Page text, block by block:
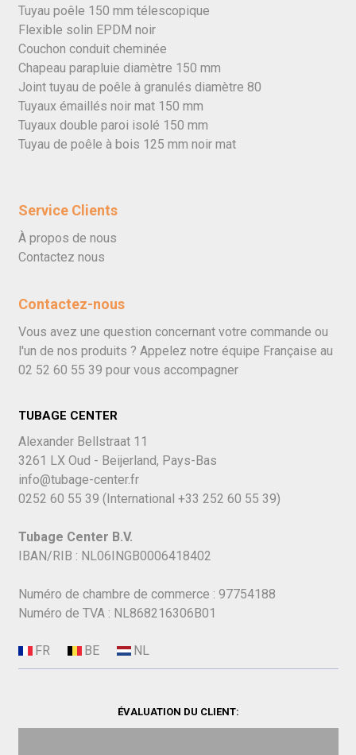
Tuyau poêle 150 mm télescopique
Flexible solin EPDM noir
Couchon conduit cheminée
Chapeau parapluie diamètre 150 mm
Joint tuyau de poêle à granulés diamètre 80
Tuyaux émaillés noir mat 150 mm
Tuyaux double paroi isolé 150 mm
Tuyau de poêle à bois 125 mm noir mat
Service Clients
À propos de nous
Contactez nous
Contactez-nous
Vous avez une question concernant votre commande ou
l'un de nos produits ? Appelez notre équipe Française au
02 52 60 55 39 pour vous accompagner
TUBAGE CENTER
Alexander Bellstraat 11
3261 LX Oud - Beijerland, Pays-Bas
info@tubage-center.fr
0252 60 55 39 (International +33 252 60 55 39)
Tubage Center B.V.
IBAN/RIB : NL06INGB0006418402
Numéro de chambre de commerce : 97754188
Numéro de TVA : NL868216306B01
ÉVALUATION DU CLIENT: